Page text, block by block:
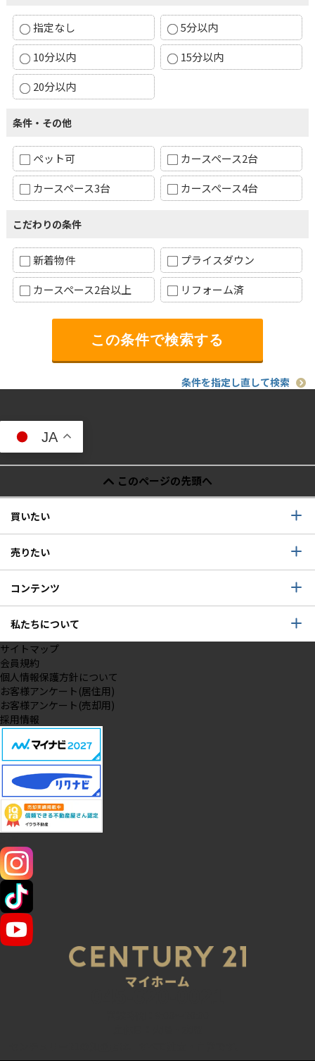
指定なし
5分以内
10分以内
15分以内
20分以内
条件・その他
ペット可
カースペース2台
カースペース3台
カースペース4台
こだわりの条件
新着物件
プライスダウン
カースペース2台以上
リフォーム済
条件を指定し直して検索
JA
このページの先頭へ
買いたい
売りたい
コンテンツ
私たちについて
サイトマップ
会員規約
個人情報保護方針について
お客様アンケート(居住用)
お客様アンケート(売却用)
採用情報